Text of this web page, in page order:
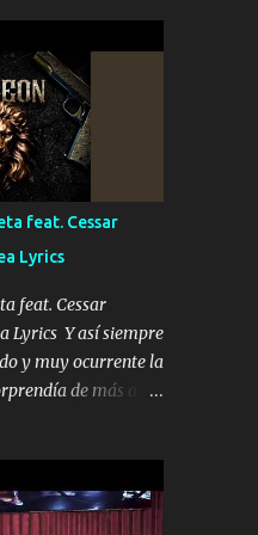
Se mueven solo
el TRES
andan ESPERANDO
PRESENTE
ni tampoco las
de grandes por eso
las instrucciones
Música Si es que
confianza tengo
Cuarenta y
cualquier
que ordené
DE CLAVE
PARA QUE
de los
inteligente y com...
feat. Cessar
Lyrics
feat. Cessar
Lyrics Y así siempre
y muy ocurrente la
de más a la
ando en lo mío sin